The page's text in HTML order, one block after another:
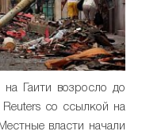
Гаити возросло до
со ссылкой на
власти начали